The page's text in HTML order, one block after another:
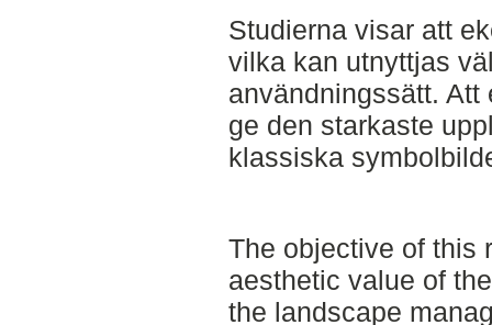
Studierna visar att
vilka kan utnyttjas
användningssätt. Att
ge den starkaste
klassiska
The objective of this
aesthetic value of
the landscape